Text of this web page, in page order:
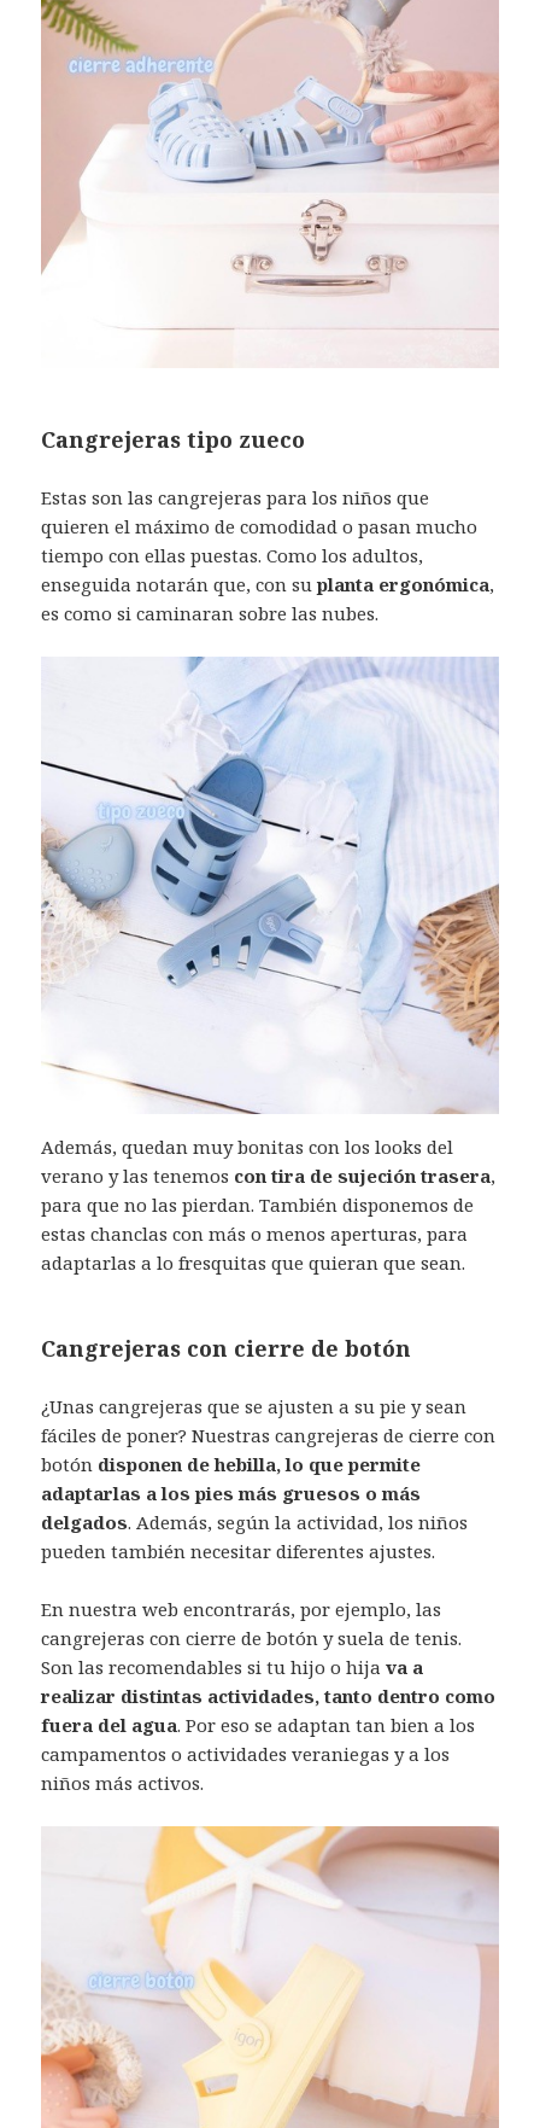
Cangrejeras tipo zueco
Estas son las cangrejeras para los niños que
quieren el máximo de comodidad o pasan mucho
tiempo con ellas puestas. Como los adultos,
enseguida notarán que, con suplanta ergonómica,
es como si caminaran sobre las nubes.
Además, quedan muy bonitas con los looks del
verano y las tenemos con tira de sujeción trasera,
para que no las pierdan. También disponemos de
estas chanclas con más o menos aperturas, para
adaptarlas a lo fresquitas que quieran que sean.
Cangrejeras con cierre de botón
¿Unas cangrejeras que se ajusten a su pie y sean
fáciles de poner? Nuestras cangrejeras de cierre con
botón disponen de hebilla, lo que permite
adaptarlas a los pies más gruesos o más
delgados. Además, según la actividad, los niños
pueden también necesitar diferentes ajustes.
En nuestra web encontrarás, por ejemplo, las
cangrejeras con cierre de botón y suela de tenis.
Son las recomendables si tu hijo o hijava a
realizar distintas actividades, tanto dentro como
fuera del agua. Por eso se adaptan tan bien a los
campamentos o actividades veraniegas y a los
niños más activos.